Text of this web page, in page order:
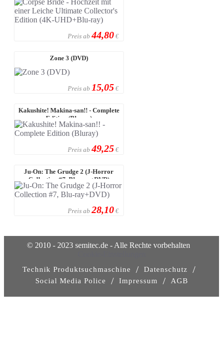
Preis ab 44,80€
Zone 3 (DVD)
Preis ab 15,05 €
Kakushite! Makina-san!! - Complete
Edition (Bluray)
Preis ab 49,25 €
Ju-On: The Grudge 2 (J-Horror
Collection #7, Blu-ray+DVD)
Preis ab 28,10€
© 2010 - 2023 semitec.de - Alle Rechte vorbehalten
Technik Produktsuchmaschine / Datenschutz /
Social Media Police / Impressum / AGB